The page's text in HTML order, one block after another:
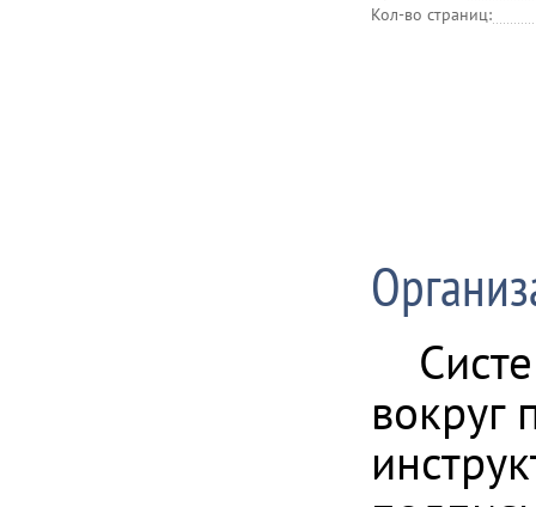
Кол-во страниц:
вокруг